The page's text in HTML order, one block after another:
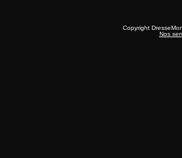
Copyright
Nos